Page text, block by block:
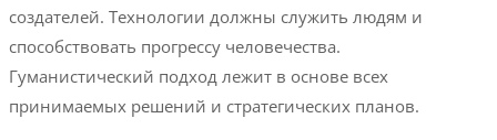
создателей. Технологии должны служить людям и
способствовать прогрессу человечества.
Гуманистический подход лежит в основе всех
принимаемых решений и стратегических планов.